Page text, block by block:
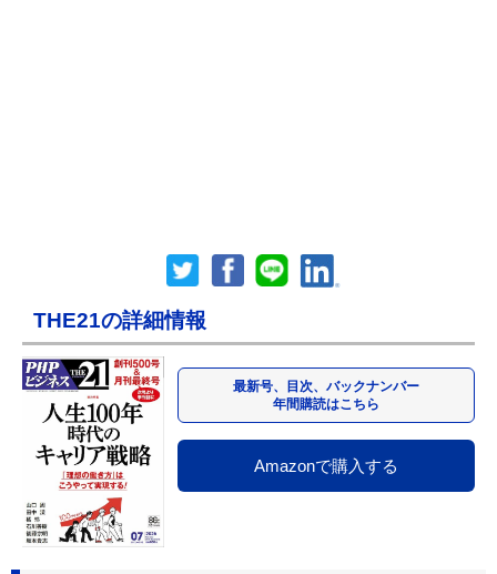
THE21の詳細情報
最新号、目次、バックナンバー
年間購読はこちら
Amazonで購入する